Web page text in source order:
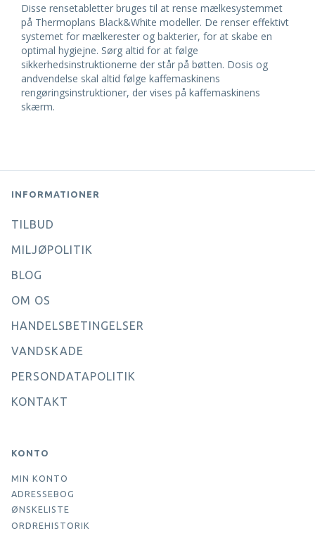
Disse rensetabletter bruges til at rense mælkesystemmet
på Thermoplans Black&White modeller. De renser effektivt
systemet for mælkerester og bakterier, for at skabe en
optimal hygiejne. Sørg altid for at følge
sikkerhedsinstruktionerne der står på bøtten. Dosis og
andvendelse skal altid følge kaffemaskinens
rengøringsinstruktioner, der vises på kaffemaskinens
skærm.
INFORMATIONER
TILBUD
MILJØPOLITIK
BLOG
OM OS
HANDELSBETINGELSER
VANDSKADE
PERSONDATAPOLITIK
KONTAKT
KONTO
MIN KONTO
ADRESSEBOG
ØNSKELISTE
ORDREHISTORIK